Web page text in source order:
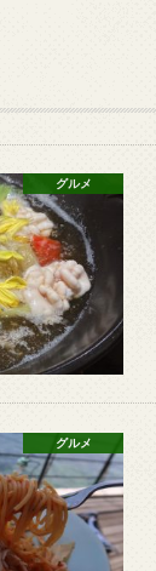
グルメ
グルメ